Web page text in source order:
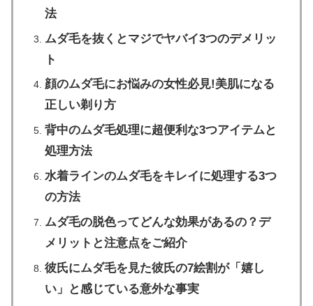
法
ムダ毛を抜くとマジでヤバイ3つのデメリッ
ト
顔のムダ毛にお悩みの女性必見!美肌になる
正しい剃り方
背中のムダ毛処理に超便利な3つアイテムと
処理方法
水着ラインのムダ毛をキレイに処理する3つ
の方法
ムダ毛の脱色ってどんな効果があるの？デ
メリットと注意点をご紹介
彼氏にムダ毛を見た彼氏の7絵割が「嬉し
い」と感じている意外な事実